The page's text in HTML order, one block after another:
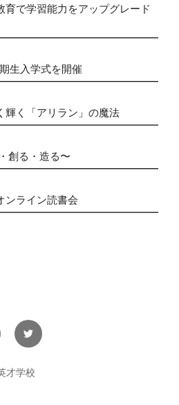
育で学習能力をアップグレード
生入学式を開催
輝く「アリラン」の魔法
創る・造る〜
ンライン読書会
twitter
才学校